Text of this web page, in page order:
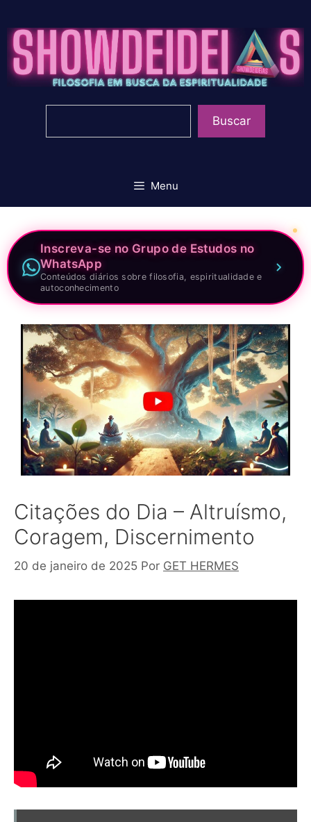
para
conteúdo
Buscar
Menu
Inscreva-se no Grupo de Estudos no
WhatsApp
Conteúdos diários sobre filosofia, espiritualidade e
autoconhecimento
Citações do Dia – Altruísmo,
Coragem, Discernimento
20 de janeiro de 2025 Por GET HERMES